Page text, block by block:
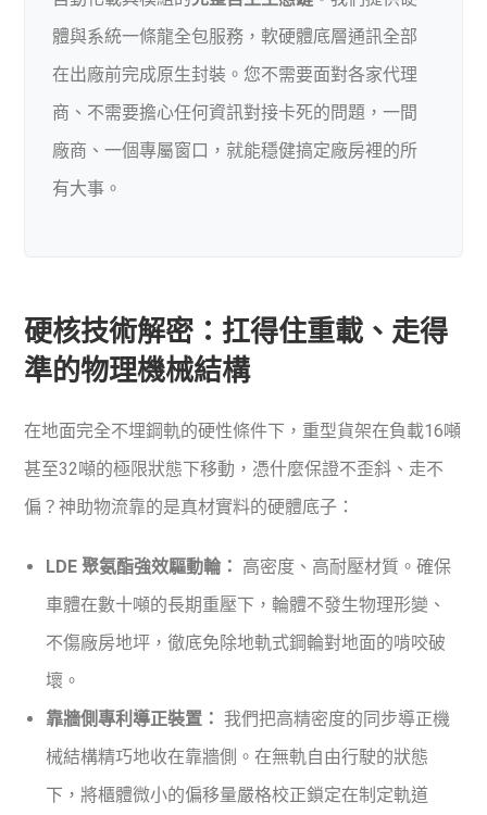
體與系統一條龍全包服務，軟硬體底層通訊全部
在出廠前完成原生封裝。您不需要面對各家代理
商、不需要擔心任何資訊對接卡死的問題，一間
廠商、一個專屬窗口，就能穩健搞定廠房裡的所
有大事。
硬核技術解密：扛得住重載、走得
準的物理機械結構
在地面完全不埋鋼軌的硬性條件下，重型貨架在負載16噸
甚至32噸的極限狀態下移動，憑什麼保證不歪斜、走不
偏？神助物流靠的是真材實料的硬體底子：
LDE 聚氨酯強效驅動輪： 高密度、高耐壓材質。確保
車體在數十噸的長期重壓下，輪體不發生物理形變、
不傷廠房地坪，徹底免除地軌式鋼輪對地面的啃咬破
壞。
靠牆側專利導正裝置： 我們把高精密度的同步導正機
械結構精巧地收在靠牆側。在無軌自由行駛的狀態
下，將櫃體微小的偏移量嚴格校正鎖定在制定軌道